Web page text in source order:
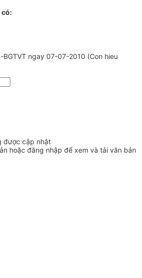
có:
ngay 07-07-2010 (Con hieu
được cập nhật
hoặc đăng nhập để xem và tải văn bản